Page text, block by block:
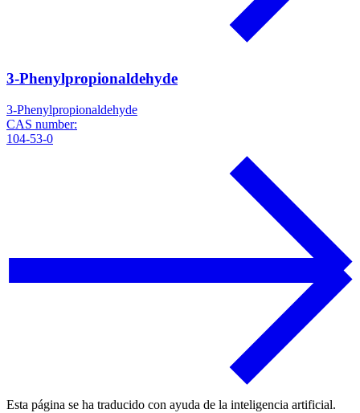
3-Phenylpropionaldehyde
3-Phenylpropionaldehyde
CAS number:
104-53-0
Esta página se ha traducido con ayuda de la inteligencia artificial.